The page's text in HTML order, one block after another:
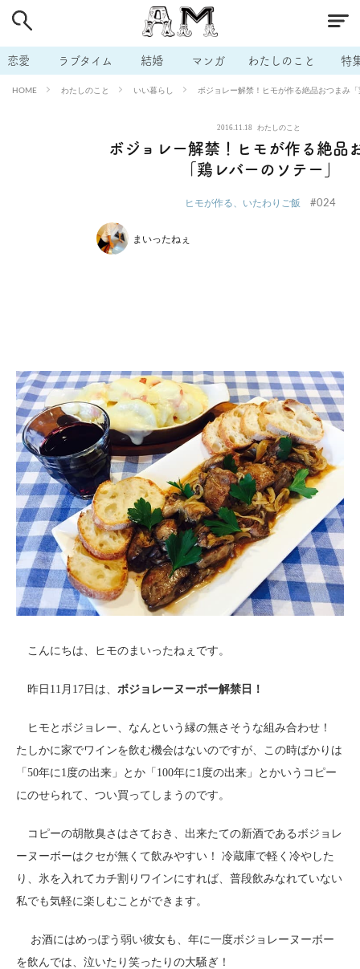
恋愛 ラブタイム 結婚 マンガ わたしのこと 特
HOME わたしのこと いい暮らし ボジョレー解禁！ヒモが作る絶品おつまみ
2016.11.18 わたしのこと
ボジョレー解禁！ヒモが作る絶品
「鶏レバーのソテー」
ヒモが作る、いたわりご飯 #024
まいったねぇ
こんにちは、ヒモのまいったねぇです。
昨日11月17日は、 ボジョレーヌーボー解禁日！
ヒモとボジョレー、なんという縁の無さそうな組み合わせ！
たしかに家でワインを飲む機会はないのですが、この時ばかりは
「50年に1度の出来」とか「100年に1度の出来」とかいうコピー
にのせられて、つい買ってしまうのです。
コピーの胡散臭さはさておき、出来たての新酒であるボジョレ
ーヌーボーはクセが無くて飲みやすい！ 冷蔵庫で軽く冷やした
り、氷を入れてカチ割りワインにすれば、普段飲みなれていない
私でも気軽に楽しむことができます。
お酒にはめっぽう弱い彼女も、年に一度ボジョレーヌーボー
を飲んでは、泣いたり笑ったりの大騒ぎ！
# 男の本音 # セフレ # 不倫
# 出会う方法 # マッチングアプリ # ラブグッズ # 体の相